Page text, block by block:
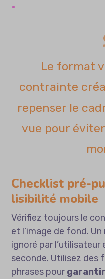
Le format
contrainte
repenser le
vue pour
Checklist pré-
lisibilité mobile
Vérifiez toujours le
et l’image de fond.
ignoré par
seconde. Utilisez des
phrases pour